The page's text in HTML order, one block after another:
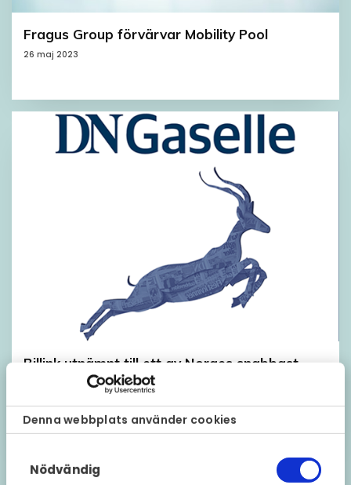
Denna webbplats använder cookies
Nödvändig
Fragus Group förvärvar Mobility Pool
26 maj 2023
Billink utnämnt till ett av Norges snabbast
växande företag